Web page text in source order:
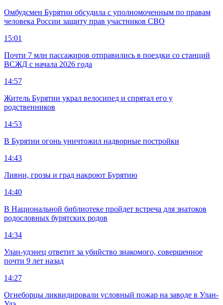
Омбудсмен Бурятии обсудила с уполномоченным по правам
человека России защиту прав участников СВО
15:01
Почти 7 млн пассажиров отправились в поездки со станций
ВСЖД с начала 2026 года
14:57
Житель Бурятии украл велосипед и спрятал его у
родственников
14:53
В Бурятии огонь уничтожил надворные постройки
14:43
Ливни, грозы и град накроют Бурятию
14:40
В Национальной библиотеке пройдет встреча для знатоков
родословных бурятских родов
14:34
Улан-удэнец ответит за убийство знакомого, совершенное
почти 9 лет назад
14:27
Огнеборцы ликвидировали условный пожар на заводе в Улан-